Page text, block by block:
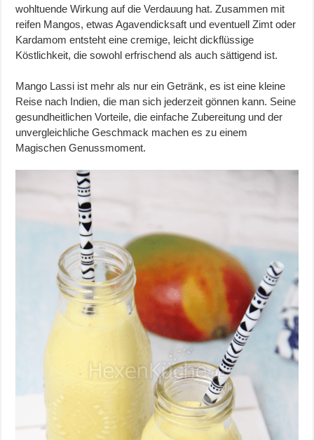
wohltuende Wirkung auf die Verdauung hat. Zusammen mit
reifen Mangos, etwas Agavendicksaft und eventuell Zimt oder
Kardamom entsteht eine cremige, leicht dickflüssige
Köstlichkeit, die sowohl erfrischend als auch sättigend ist.
Mango Lassi ist mehr als nur ein Getränk, es ist eine kleine
Reise nach Indien, die man sich jederzeit gönnen kann. Seine
gesundheitlichen Vorteile, die einfache Zubereitung und der
unvergleichliche Geschmack machen es zu einem
Magischen Genussmoment.